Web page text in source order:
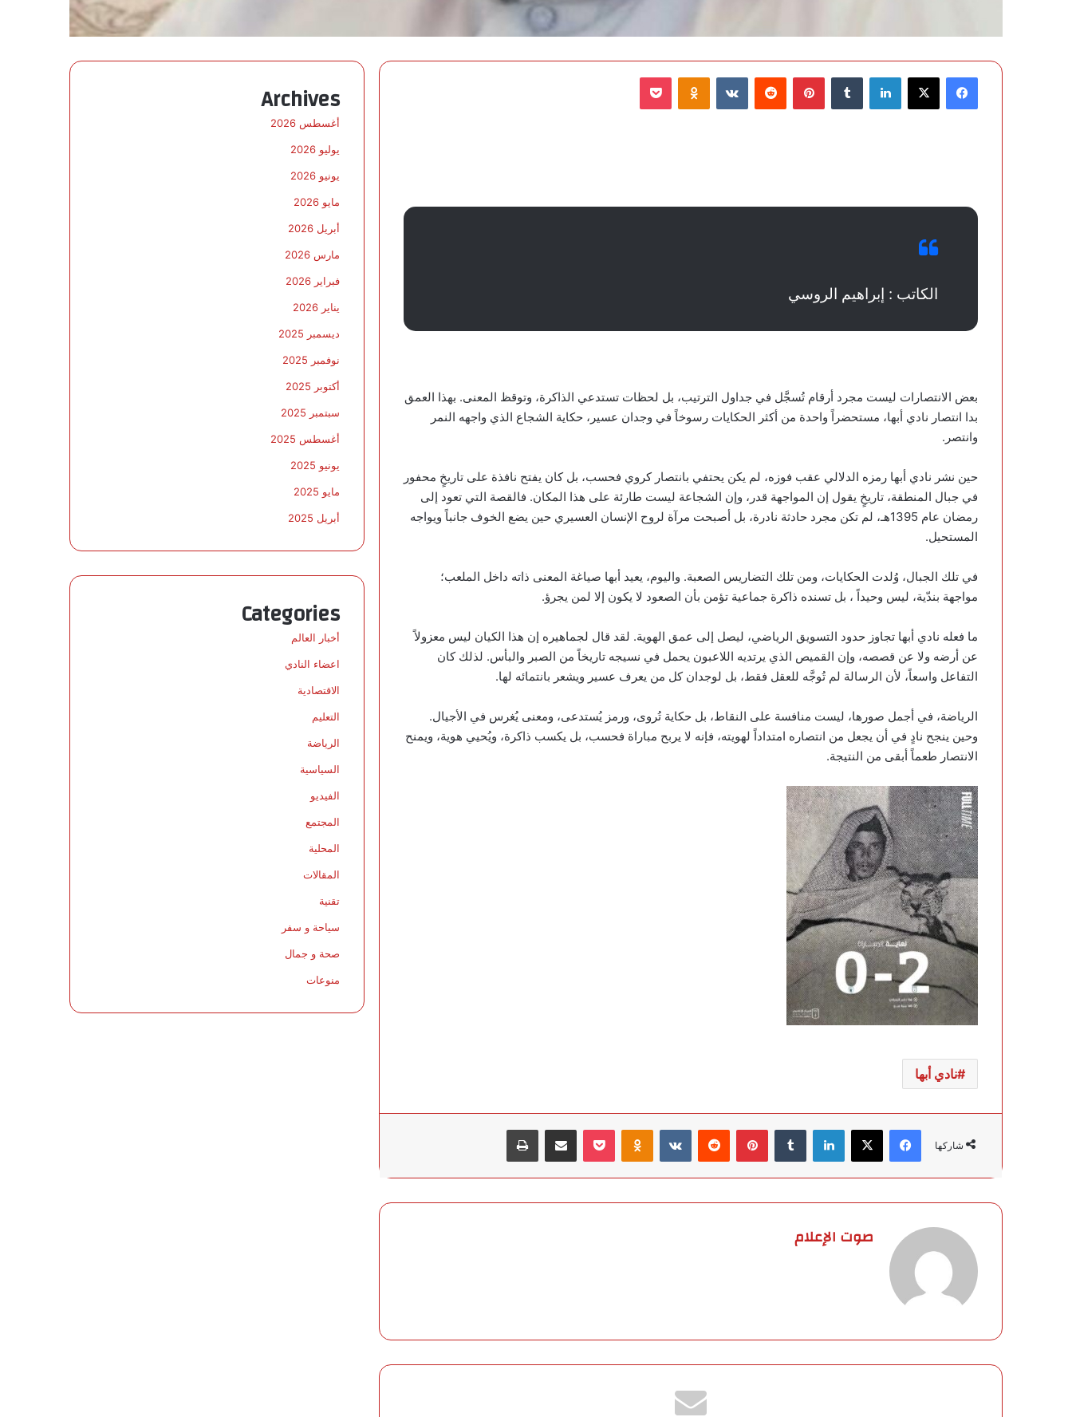
فيسبوك لينكدإن بينتيريست
الكاتب : إبراهيم الروسي
بعض الانتصارات ليست مجرد أرقام تُسجَّل في جداول الترتيب، بل لحظات تستدعي الذاكرة، وتوقظ المعنى. بهذا العمق
بدا انتصار نادي أبها، مستحضراً واحدة من أكثر الحكايات رسوخاً في وجدان عسير، حكاية الشجاع الذي واجهه النمر
وانتصر.
حين نشر نادي أبها رمزه الدلالي عقب فوزه، لم يكن يحتفي بانتصار كروي فحسب، بل كان يفتح نافذة على تاريخٍ محفور
في جبال المنطقة، تاريخٍ يقول إن المواجهة قدر، وإن الشجاعة ليست طارئة على هذا المكان. فالقصة التي تعود إلى
رمضان عام 1395هـ، لم تكن مجرد حادثة نادرة، بل أصبحت مرآة لروح الإنسان العسيري حين يضع الخوف جانباً ويواجه
المستحيل.
في تلك الجبال، وُلدت الحكايات، ومن تلك التضاريس الصعبة. واليوم، يعيد أبها صياغة المعنى ذاته داخل الملعب؛
مواجهة بندّية، ليس وحيداً ، بل تسنده ذاكرة جماعية تؤمن بأن الصعود لا يكون إلا لمن يجرؤ.
ما فعله نادي أبها تجاوز حدود التسويق الرياضي، ليصل إلى عمق الهوية. لقد قال لجماهيره إن هذا الكيان ليس معزولاً
عن أرضه ولا عن قصصه، وإن القميص الذي يرتديه اللاعبون يحمل في نسيجه تاريخاً من الصبر والبأس. لذلك كان
التفاعل واسعاً، لأن الرسالة لم تُوجَّه للعقل فقط، بل لوجدان كل من يعرف عسير ويشعر بانتمائه لها.
الرياضة، في أجمل صورها، ليست منافسة على النقاط، بل حكاية تُروى، ورمز يُستدعى، ومعنى يُغرس في الأجيال.
وحين ينجح نادٍ في أن يجعل من انتصاره امتداداً لهويته، فإنه لا يربح مباراة فحسب، بل يكسب ذاكرة، ويُحيي هوية، ويمنح
الانتصار طعماً أبقى من النتيجة.
نادي أبها
شاركها
فيسبوك لينكدإن بينتيريست
صوت الإعلام
Archives
أغسطس 2026
يوليو 2026
يونيو 2026
مايو 2026
أبريل 2026
مارس 2026
فبراير 2026
يناير 2026
ديسمبر 2025
نوفمبر 2025
أكتوبر 2025
سبتمبر 2025
أغسطس 2025
يونيو 2025
مايو 2025
أبريل 2025
Categories
أخبار العالم
اعضاء النادي
الاقتصادية
التعليم
الرياضة
السياسية
الفيديو
المجتمع
المحلية
المقالات
تقنية
سياحة و سفر
صحة و جمال
منوعات